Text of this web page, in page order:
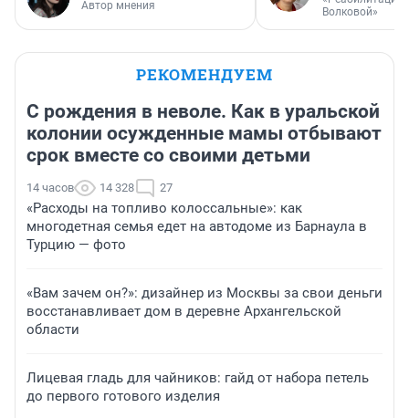
Автор мнения
Волковой»
РЕКОМЕНДУЕМ
С рождения в неволе. Как в уральской
колонии осужденные мамы отбывают
срок вместе со своими детьми
14 часов 14 328 27
«Расходы на топливо колоссальные»: как
многодетная семья едет на автодоме из Барнаула в
Турцию — фото
«Вам зачем он?»: дизайнер из Москвы за свои деньги
восстанавливает дом в деревне Архангельской
области
Лицевая гладь для чайников: гайд от набора петель
до первого готового изделия